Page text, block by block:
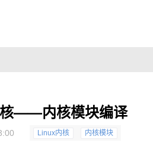
——内核模块编译
Linux内核 内核模块